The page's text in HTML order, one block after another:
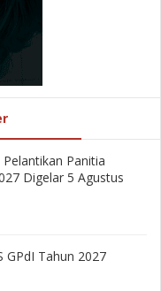
Panitia
Digelar 5 Agustus
GPdI Tahun 2027